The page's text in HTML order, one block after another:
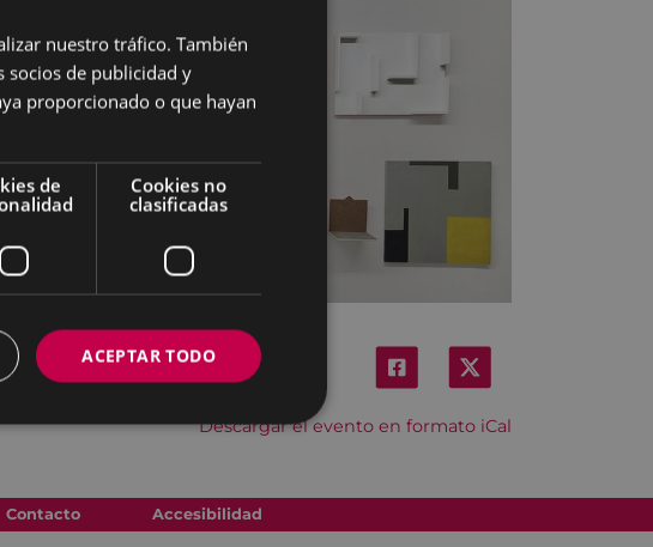
Descargar el evento en formato iCal
Contacto Accesibilidad
BASQUE
nuestro tráfico. También
de publicidad y
proporcionado o que hayan
de
Cookies no
clasificadas
ACEPTAR TODO